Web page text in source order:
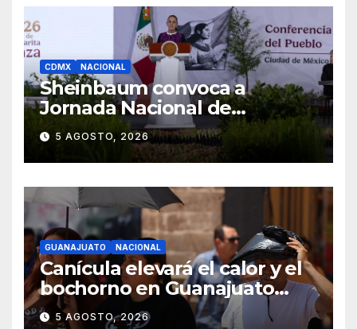
CDMX NACIONAL
Sheinbaum convoca a
Jornada Nacional de
Reforestación el 9 de agosto
5 AGOSTO, 2026
GUANAJUATO NACIONAL
Canícula elevará el calor y el
bochorno en Guanajuato
durante agosto
5 AGOSTO, 2026